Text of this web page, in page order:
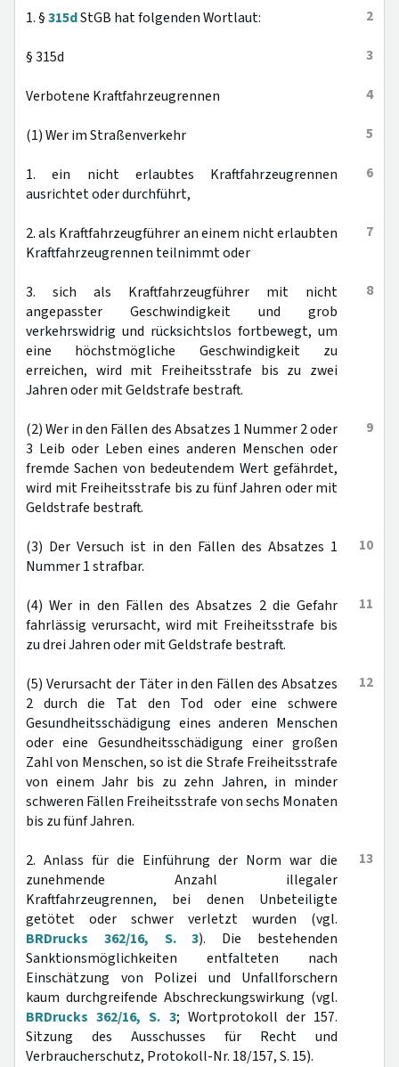
2
1. §315dStGB hat folgenden Wortlaut:
3
§ 315d
4
Verbotene Kraftfahrzeugrennen
5
(1) Wer im Straßenverkehr
6
1. ein nicht erlaubtes Kraftfahrzeugrennen
ausrichtet oder durchführt,
7
2. als Kraftfahrzeugführer an einem nicht erlaubten
Kraftfahrzeugrennen teilnimmt oder
8
3. sich als Kraftfahrzeugführer mit nicht
angepasster Geschwindigkeit und grob
verkehrswidrig und rücksichtslos fortbewegt, um
eine höchstmögliche Geschwindigkeit zu
erreichen, wird mit Freiheitsstrafe bis zu zwei
Jahren oder mit Geldstrafe bestraft.
9
(2) Wer in den Fällen des Absatzes 1 Nummer 2 oder
3 Leib oder Leben eines anderen Menschen oder
fremde Sachen von bedeutendem Wert gefährdet,
wird mit Freiheitsstrafe bis zu fünf Jahren oder mit
Geldstrafe bestraft.
10
(3) Der Versuch ist in den Fällen des Absatzes 1
Nummer 1 strafbar.
11
(4) Wer in den Fällen des Absatzes 2 die Gefahr
fahrlässig verursacht, wird mit Freiheitsstrafe bis
zu drei Jahren oder mit Geldstrafe bestraft.
12
(5) Verursacht der Täter in den Fällen des Absatzes
2 durch die Tat den Tod oder eine schwere
Gesundheitsschädigung eines anderen Menschen
oder eine Gesundheitsschädigung einer großen
Zahl von Menschen, so ist die Strafe Freiheitsstrafe
von einem Jahr bis zu zehn Jahren, in minder
schweren Fällen Freiheitsstrafe von sechs Monaten
bis zu fünf Jahren.
13
2. Anlass für die Einführung der Norm war die
zunehmende Anzahl illegaler
Kraftfahrzeugrennen, bei denen Unbeteiligte
getötet oder schwer verletzt wurden (vgl.
BRDrucks 362/16, S. 3). Die bestehenden
Sanktionsmöglichkeiten entfalteten nach
Einschätzung von Polizei und Unfallforschern
kaum durchgreifende Abschreckungswirkung (vgl.
BRDrucks 362/16, S. 3; Wortprotokoll der 157.
Sitzung des Ausschusses für Recht und
Verbraucherschutz, Protokoll-Nr. 18/157, S. 15).